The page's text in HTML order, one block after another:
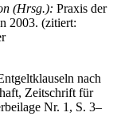
(Hrsg.): Praxis der
2003. (zitiert:
nach
Zeitschrift für
Nr. 1, S. 3–